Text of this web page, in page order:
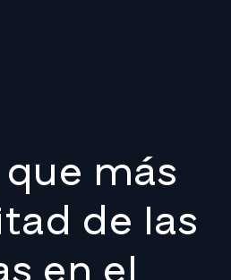
más
de las